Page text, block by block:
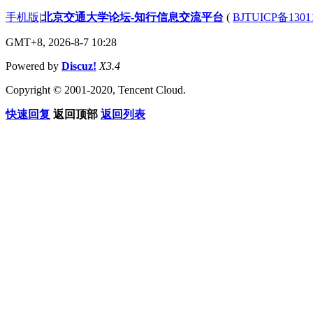
手机版|北京交通大学论坛-知行信息交流平台 ( BJTUICP备
GMT+8, 2026-8-7 10:28
Powered by Discuz! X3.4
Copyright © 2001-2020, Tencent Cloud.
快速回复 返回顶部 返回列表